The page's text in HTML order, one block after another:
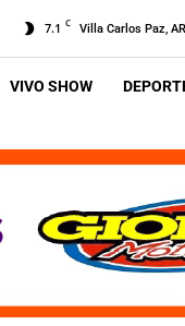
7.1 C Villa Carlos Paz, AR
VIVO SHOW